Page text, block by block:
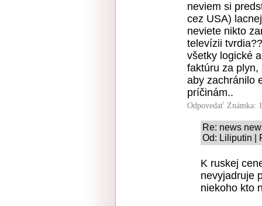
neviem si
cez USA)
neviete nikto
televízii
všetky logické
faktúru za
aby zachránilo
príčinám..
Odpovedať Známka:
Re: news
Od: Liliputin |
K ruskej
nevyjadruje
niekoho kto